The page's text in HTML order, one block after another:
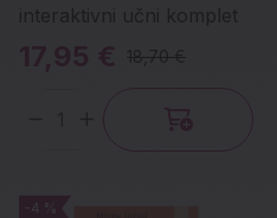
interaktivni učni komplet
17,95 € 18,70 €
Količina
-4 %
-4 %